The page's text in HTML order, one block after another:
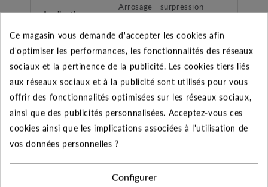
Application
Arrosage - surpression
Type de
refoulement
Femelle taraudé
Gammes
Groupe de surpression-
réservoir à vessie
Plage de
Ce magasin vous demande d'accepter les cookies afin
d'optimiser les performances, les fonctionnalités des réseaux
sociaux et la pertinence de la publicité. Les cookies tiers liés
aux réseaux sociaux et à la publicité sont utilisés pour vous
offrir des fonctionnalités optimisées sur les réseaux sociaux,
ainsi que des publicités personnalisées. Acceptez-vous ces
cookies ainsi que les implications associées à l'utilisation de
vos données personnelles ?
Configurer